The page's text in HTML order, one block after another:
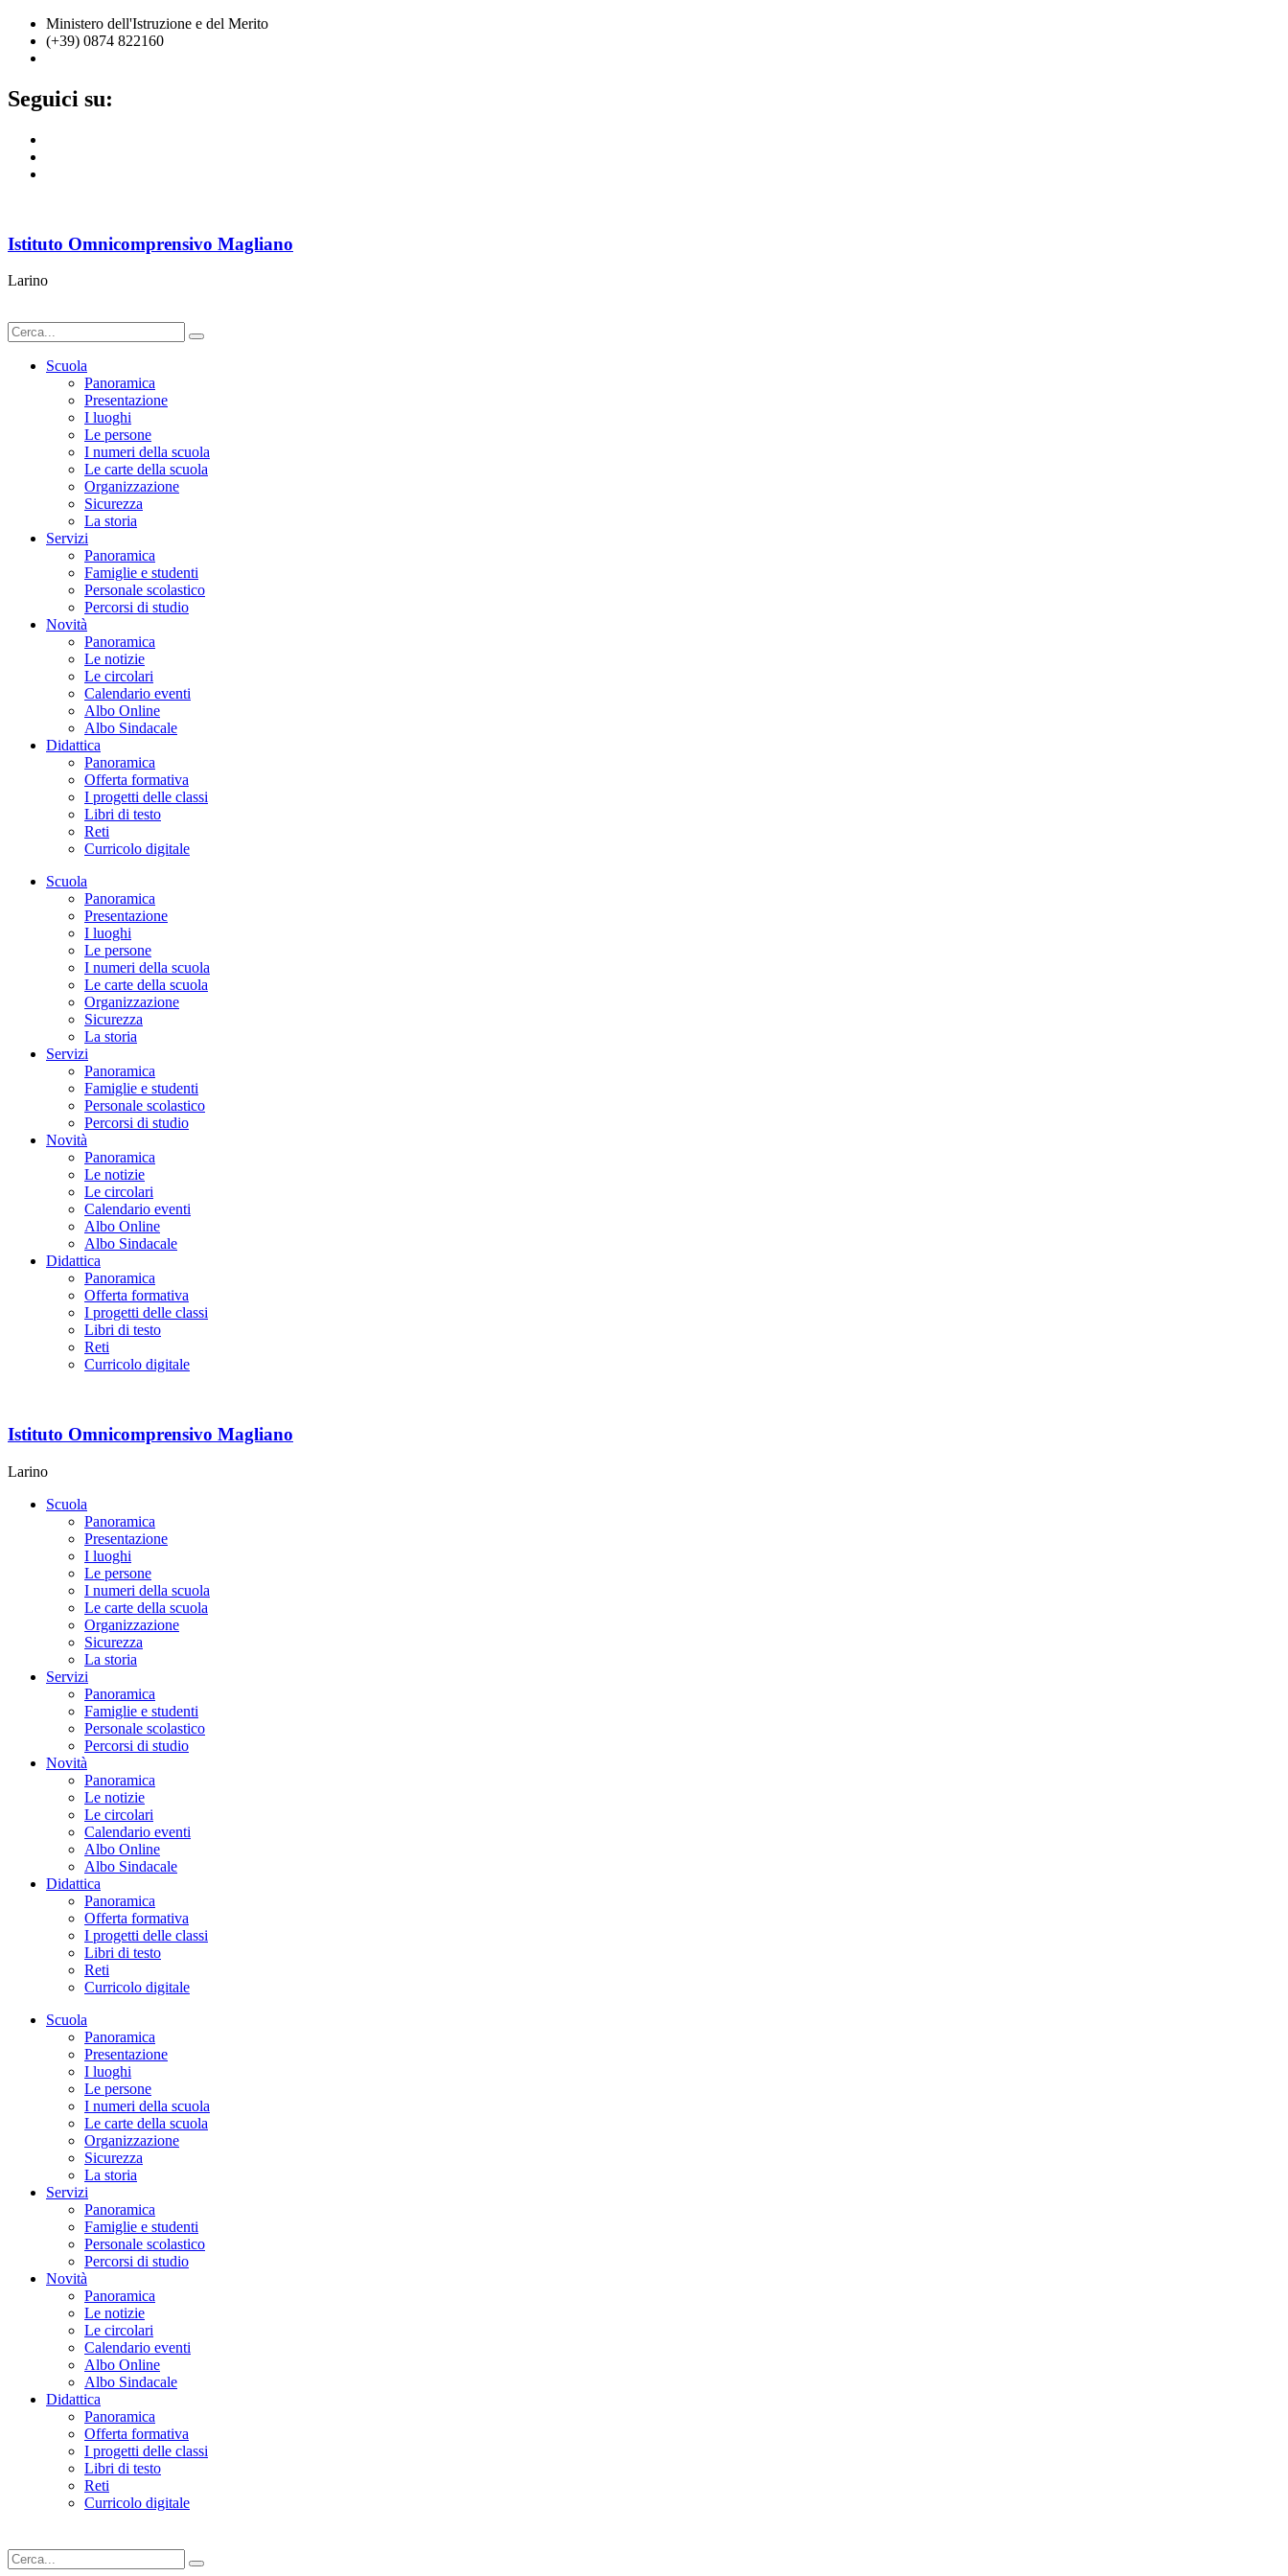
Ministero dell'Istruzione e del Merito
(+39) 0874 822160
Seguici su:
Istituto Omnicomprensivo Magliano
Larino
Scuola
Panoramica
Presentazione
I luoghi
Le persone
I numeri della scuola
Le carte della scuola
Organizzazione
Sicurezza
La storia
Servizi
Panoramica
Famiglie e studenti
Personale scolastico
Percorsi di studio
Novità
Panoramica
Le notizie
Le circolari
Calendario eventi
Albo Online
Albo Sindacale
Didattica
Panoramica
Offerta formativa
I progetti delle classi
Libri di testo
Reti
Curricolo digitale
Scuola
Panoramica
Presentazione
I luoghi
Le persone
I numeri della scuola
Le carte della scuola
Organizzazione
Sicurezza
La storia
Servizi
Panoramica
Famiglie e studenti
Personale scolastico
Percorsi di studio
Novità
Panoramica
Le notizie
Le circolari
Calendario eventi
Albo Online
Albo Sindacale
Didattica
Panoramica
Offerta formativa
I progetti delle classi
Libri di testo
Reti
Curricolo digitale
Istituto Omnicomprensivo Magliano
Larino
Scuola
Panoramica
Presentazione
I luoghi
Le persone
I numeri della scuola
Le carte della scuola
Organizzazione
Sicurezza
La storia
Servizi
Panoramica
Famiglie e studenti
Personale scolastico
Percorsi di studio
Novità
Panoramica
Le notizie
Le circolari
Calendario eventi
Albo Online
Albo Sindacale
Didattica
Panoramica
Offerta formativa
I progetti delle classi
Libri di testo
Reti
Curricolo digitale
Scuola
Panoramica
Presentazione
I luoghi
Le persone
I numeri della scuola
Le carte della scuola
Organizzazione
Sicurezza
La storia
Servizi
Panoramica
Famiglie e studenti
Personale scolastico
Percorsi di studio
Novità
Panoramica
Le notizie
Le circolari
Calendario eventi
Albo Online
Albo Sindacale
Didattica
Panoramica
Offerta formativa
I progetti delle classi
Libri di testo
Reti
Curricolo digitale